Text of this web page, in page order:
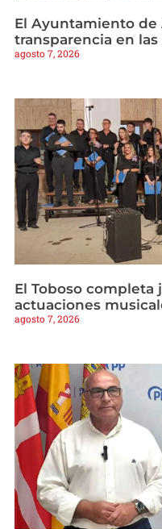
El Ayuntamiento de
transparencia en las
agosto 7, 2026
El Toboso completa
actuaciones
agosto 7, 2026